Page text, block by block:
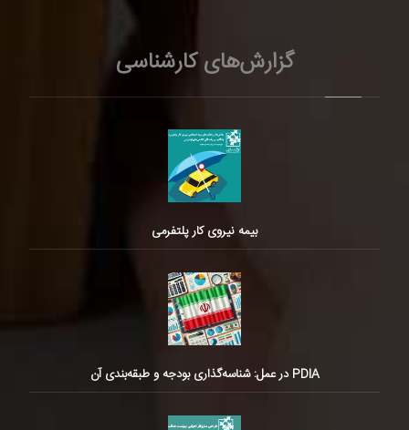
گزارش‌های کارشناسی
بیمه نیروی کار پلتفرمی
PDIA در عمل: شناسه‌گذاری بودجه و طبقه‌بندی آن